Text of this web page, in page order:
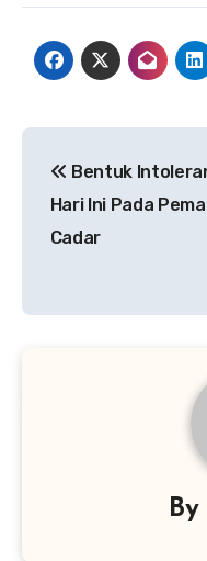
pos
Bentuk
Hari Ini Pada
Cadar
By